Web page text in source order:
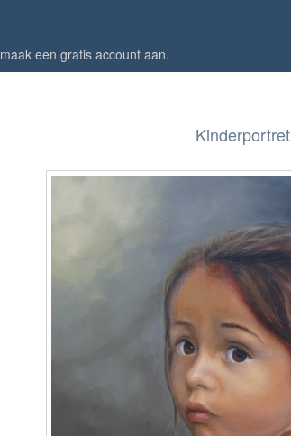
maak een gratis account aan.
Kinderportret